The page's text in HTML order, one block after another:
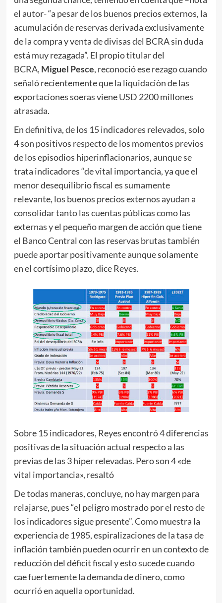
el autor- “a pesar de los buenos precios externos, la
acumulación de reservas derivada exclusivamente
de la compra y venta de divisas del BCRA sin duda
está muy rezagada”. El propio titular del
BCRA, Miguel Pesce, reconoció ese rezago cuando
señaló recientemente que la liquidaciòn de las
exportaciones soeras viene USD 2200 millones
atrasada.
En definitiva, de los 15 indicadores relevados, solo
4 son positivos respecto de los momentos previos
de los episodios hiperinflacionarios, aunque se
trata indicadores “de vital importancia, ya que el
menor desequilibrio fiscal es sumamente
relevante, los buenos precios externos ayudan a
consolidar tanto las cuentas públicas como las
externas y el pequeño margen de acción que tiene
el Banco Central con las reservas brutas también
puede aportar positivamente aunque solamente
en el cortísimo plazo, dice Reyes.
Sobre 15 indicadores, Reyes encontró 4 diferencias
positivas de la situación actual respecto a las
previas de las 3 híper relevadas. Pero son 4 «de
vital importancia», resaltó
De todas maneras, concluye, no hay margen para
relajarse, pues “el peligro mostrado por el resto de
los indicadores sigue presente”. Como muestra la
experiencia de 1985, espiralizaciones de la tasa de
inflación también pueden ocurrir en un contexto de
reducción del déficit fiscal y esto sucede cuando
cae fuertemente la demanda de dinero, como
ocurrió en aquella oportunidad.